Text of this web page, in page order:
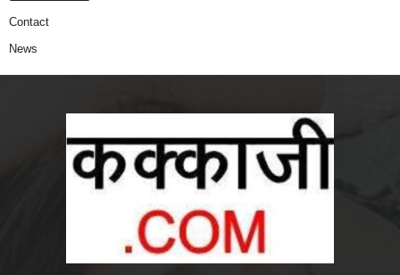
Contact
News